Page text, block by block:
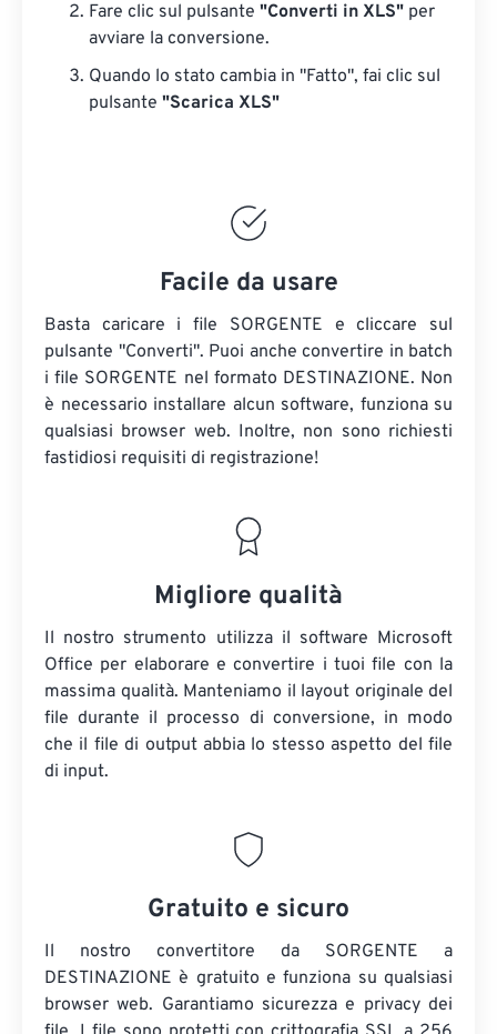
Fare clic sul pulsante "Converti in XLS" per
avviare la conversione.
Quando lo stato cambia in "Fatto", fai clic sul
pulsante "Scarica XLS"
Facile da usare
Basta caricare i file SORGENTE e cliccare sul
pulsante "Converti". Puoi anche convertire in batch
i file SORGENTE nel formato DESTINAZIONE. Non
è necessario installare alcun software, funziona su
qualsiasi browser web. Inoltre, non sono richiesti
fastidiosi requisiti di registrazione!
Migliore qualità
Il nostro strumento utilizza il software Microsoft
Office per elaborare e convertire i tuoi file con la
massima qualità. Manteniamo il layout originale del
file durante il processo di conversione, in modo
che il file di output abbia lo stesso aspetto del file
di input.
Gratuito e sicuro
Il nostro convertitore da SORGENTE a
DESTINAZIONE è gratuito e funziona su qualsiasi
browser web. Garantiamo sicurezza e privacy dei